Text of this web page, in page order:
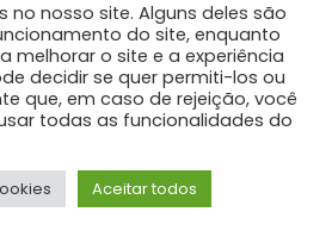
Kramer
no nosso site. Alguns deles são
do site, enquanto
melhorar o site e a experiência
decidir se quer permiti-los ou
que, em caso de rejeição, você
todas as funcionalidades do
Aceitar todos